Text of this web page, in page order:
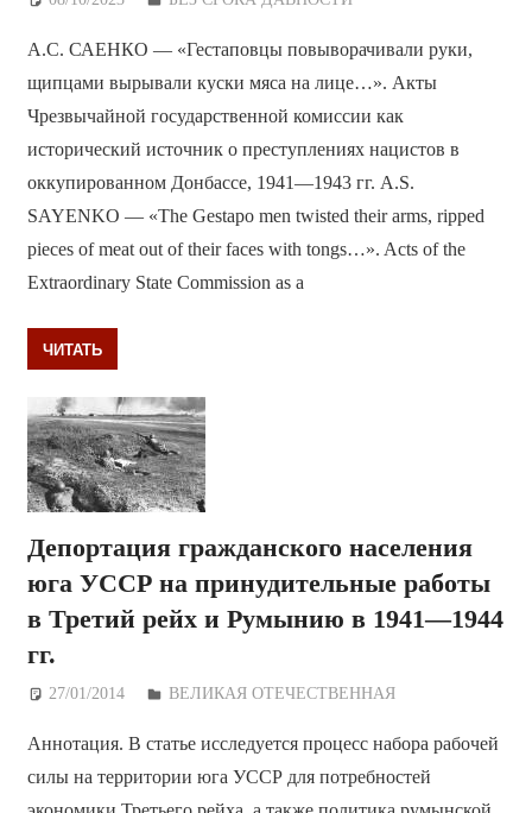
А.С. САЕНКО — «Гестаповцы повыворачивали руки,
щипцами вырывали куски мяса на лице…». Акты
Чрезвычайной государственной комиссии как
исторический источник о преступлениях нацистов в
оккупированном Донбассе, 1941—1943 гг. A.S.
SAYENKO — «The Gestapo men twisted their arms, ripped
pieces of meat out of their faces with tongs…». Acts of the
Extraordinary State Commission as a
ЧИТАТЬ
Депортация гражданского населения
юга УССР на принудительные работы
в Третий рейх и Румынию в 1941—1944
гг.
27/01/2014 Дежурный по Редакции
ВЕЛИКАЯ ОТЕЧЕСТВЕННАЯ
Аннотация. В статье исследуется процесс набора рабочей
силы на территории юга УССР для потребностей